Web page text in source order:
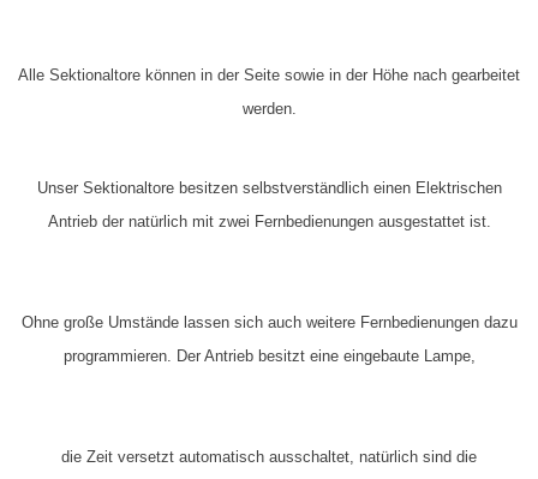
Alle Sektionaltore können in der Seite sowie in der Höhe nach gearbeitet
werden.
Unser Sektionaltore besitzen selbstverständlich einen Elektrischen
Antrieb der natürlich mit zwei Fernbedienungen ausgestattet ist.
Ohne große Umstände lassen sich auch weitere Fernbedienungen dazu
programmieren. Der Antrieb besitzt eine eingebaute Lampe,
die Zeit versetzt automatisch ausschaltet, natürlich sind die